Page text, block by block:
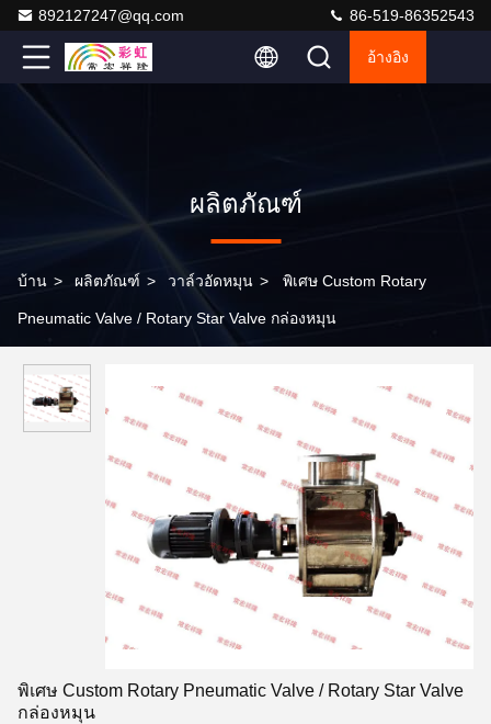
892127247@qq.com 86-519-86352543
อ้างอิง
ผลิตภัณฑ์
บ้าน > ผลิตภัณฑ์ > วาล์วอัดหมุน > พิเศษ Custom Rotary
Pneumatic Valve / Rotary Star Valve กล่องหมุน
พิเศษ Custom Rotary Pneumatic Valve / Rotary Star Valve
กล่องหมุน